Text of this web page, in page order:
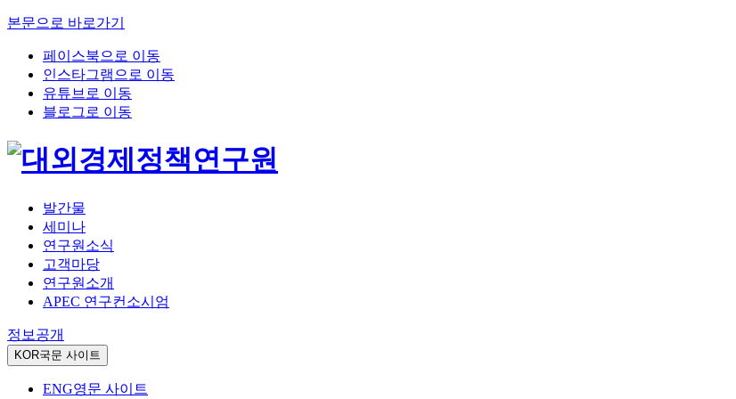
본문으로 바로가기
페이스북으로 이동
인스타그램으로 이동
유튜브로 이동
블로그로 이동
발간물
세미나
연구원소식
고객마당
연구원소개
APEC 연구컨소시엄
정보공개
KOR국문 사이트
ENG영문 사이트